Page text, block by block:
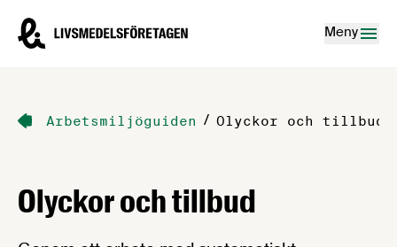
Livsmedelsföretagen – till startsidan
Meny
Arbetsmiljöguiden / Olyckor och tillbud
Olyckor och tillbud